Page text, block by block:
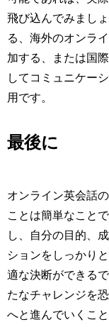
飛び込んでみまし
る、海外のオンラ
加する、または国
してコミュニケー
用です。
最後に
オンライン英会話
ことは簡単なこと
し、自分の目的、
ションをしっかり
適な決断ができる
たなチャレンジを
へと進んでいくこ